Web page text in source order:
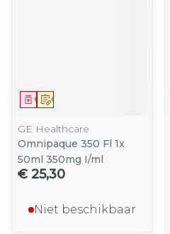
Op voorschrift
Geneesmiddel
GE Healthcare
Omnipaque 350 Fl 1x
50ml 350mg I/ml
€ 25,30
Niet beschikbaar